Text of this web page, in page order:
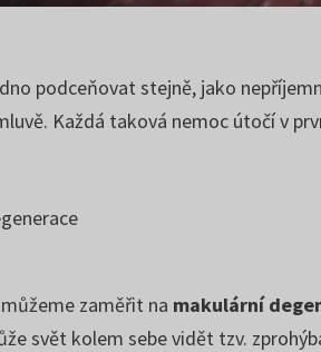
podceňovat stejně, jako
Každá taková nemoc útočí v
zaměřit na makulární
svět kolem sebe vidět tzv.